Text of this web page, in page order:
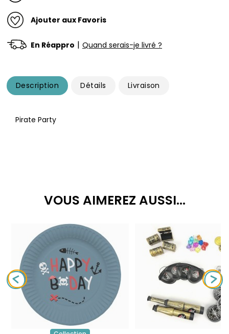
Ajouter aux Favoris
En Réappro | Quand serais-je livré ?
Description Détails Livraison
Pirate Party
VOUS AIMEREZ AUSSI...